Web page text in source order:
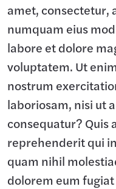
amet, consectetur,
numquam eius
labore et dolore
voluptatem. Ut
nostrum
laboriosam, nisi ut
consequatur? Quis
reprehenderit qui
quam nihil
dolorem eum